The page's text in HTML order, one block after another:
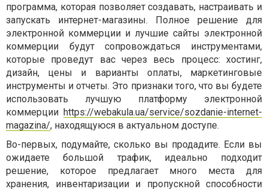
программа, которая позволяет создавать, настраивать и
запускать интернет-магазины. Полное решение для
электронной коммерции и лучшие сайты электронной
коммерции будут сопровождаться инструментами,
которые проведут вас через весь процесс: хостинг,
дизайн, цены и варианты оплаты, маркетинговые
инструменты и отчеты. Это признаки того, что вы будете
использовать лучшую платформу электронной
коммерции https://webakula.ua/service/sozdanie-internet-
magazina/, находящуюся в актуальном доступе.
Во-первых, подумайте, сколько вы продадите. Если вы
ожидаете большой трафик, идеально подходит
решение, которое предлагает много места для
хранения, инвентаризации и пропускной способности